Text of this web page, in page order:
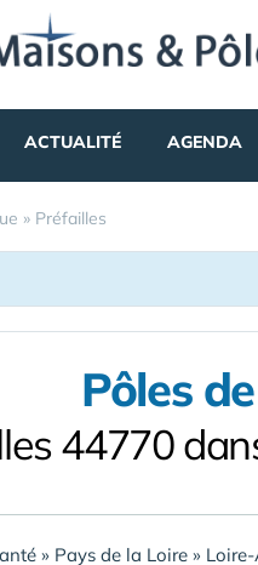
ACTUALITÉ AGENDA
» Préfailles
Pôles
44770
» Pays de la Loire »